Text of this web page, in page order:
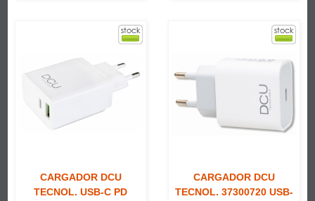
CARGADOR DCU
TECNOL. USB-C PD
CARGADOR DCU
TECNOL. 37300720 USB-